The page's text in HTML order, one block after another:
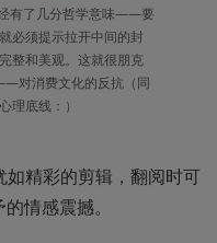
有了几分哲学意味——要
必须提示拉开中间的封
整和美观。这就很朋克
对消费文化的反抗（同
理底线：）
精彩的剪辑，翻阅时可
情感震撼。